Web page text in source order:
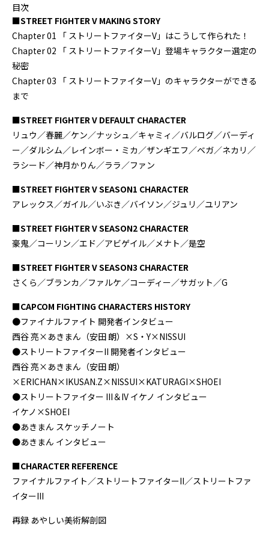
目次
■STREET FIGHTER V MAKING STORY
Chapter 01 「 ストリートファイターV」はこうして作られた！
Chapter 02 「 ストリートファイターV」登場キャラクター選定の
秘密
Chapter 03 「 ストリートファイターV」のキャラクターができる
まで
■STREET FIGHTER V DEFAULT CHARACTER
リュウ／春麗／ケン／ナッシュ／キャミィ／バルログ／バーディ
ー／ダルシム／レインボー・ミカ／ザンギエフ／ベガ／ネカリ／
ラシード／神月かりん／ララ／ファン
■STREET FIGHTER V SEASON1 CHARACTER
アレックス／ガイル／いぶき／バイソン／ジュリ／ユリアン
■STREET FIGHTER V SEASON2 CHARACTER
豪鬼／コーリン／エド／アビゲイル／メナト／是空
■STREET FIGHTER V SEASON3 CHARACTER
さくら／ブランカ／ファルケ／コーディー／サガット／G
■CAPCOM FIGHTING CHARACTERS HISTORY
●ファイナルファイト 開発者インタビュー
西谷 亮×あきまん（安田 朗）×S・Y×NISSUI
●ストリートファイターII 開発者インタビュー
西谷 亮×あきまん（安田 朗）
×ERICHAN×IKUSAN.Z×NISSUI×KATURAGI×SHOEI
●ストリートファイター III＆IV イケノ インタビュー
イケノ×SHOEI
●あきまん スケッチノート
●あきまん インタビュー
■CHARACTER REFERENCE
ファイナルファイト／ストリートファイターII／ストリートファ
イターIII
再録 あやしい美術解剖図